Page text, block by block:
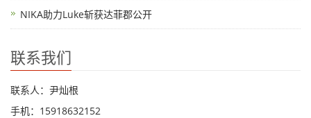
NIKA助力Luke斩获达菲郡公开
联系我们
联系人：尹灿根
手机：15918632152